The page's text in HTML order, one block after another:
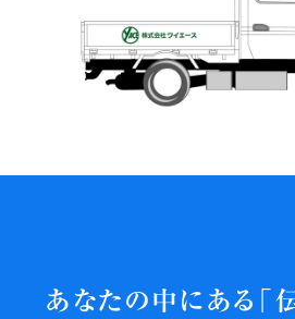
あなたの中にある「